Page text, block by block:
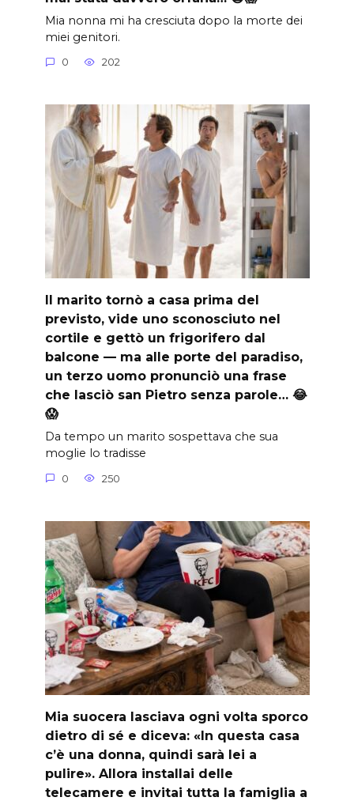
Mia nonna mi ha cresciuta dopo la morte dei
miei genitori.
0 202
Il marito tornò a casa prima del
previsto, vide uno sconosciuto nel
cortile e gettò un frigorifero dal
balcone — ma alle porte del paradiso,
un terzo uomo pronunciò una frase
che lasciò san Pietro senza parole… 😂
😱
Da tempo un marito sospettava che sua
moglie lo tradisse
0 250
Mia suocera lasciava ogni volta sporco
dietro di sé e diceva: «In questa casa
c’è una donna, quindi sarà lei a
pulire». Allora installai delle
telecamere e invitai tutta la famiglia a